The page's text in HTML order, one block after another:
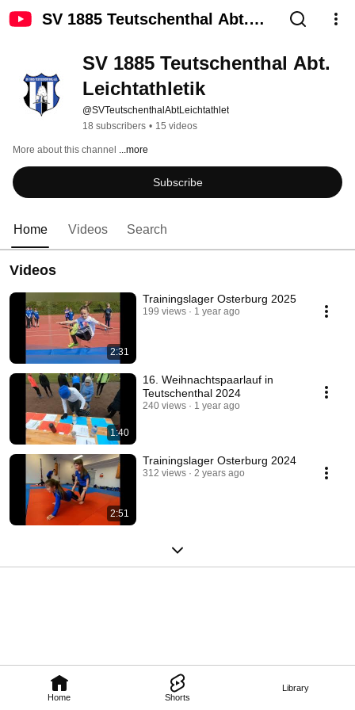
SV 1885 Teutschenthal Abt.
Home Shorts
Library
SV 1885 Teutschenthal Abt.
Leichtathletik
@SVTeutschenthalAbtLeichtathlet
18 subscribers • 15 videos
More about this channel ...more
Subscribe
Home Videos Search
Videos
2:31
Trainingslager Osterburg 2025
199 views 1 year ago
1:40
16. Weihnachtspaarlauf in
Teutschenthal 2024
240 views 1 year ago
2:51
Trainingslager Osterburg 2024
312 views 2 years ago